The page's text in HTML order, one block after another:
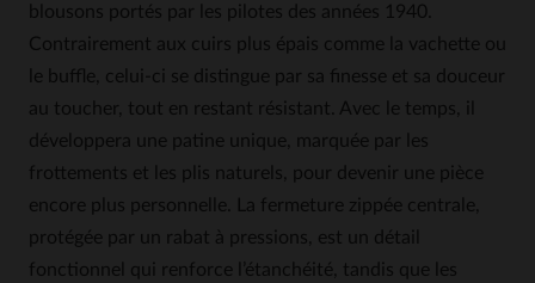
blousons portés par les pilotes des années 1940.
Contrairement aux cuirs plus épais comme la vachette ou
le buffle, celui-ci se distingue par sa finesse et sa douceur
au toucher, tout en restant résistant. Avec le temps, il
développera une patine unique, marquée par les
frottements et les plis naturels, pour devenir une pièce
encore plus personnelle. La fermeture zippée centrale,
protégée par un rabat à pressions, est un détail
fonctionnel qui renforce l’étanchéité, tandis que les